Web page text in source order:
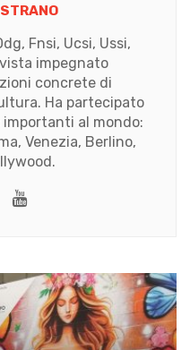
Fnsi, Ucsi, Ussi,
impegnato
concrete di
Ha partecipato
al mondo:
Venezia, Berlino,
Youtube